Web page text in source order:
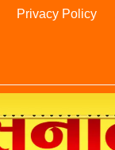
Privacy Policy